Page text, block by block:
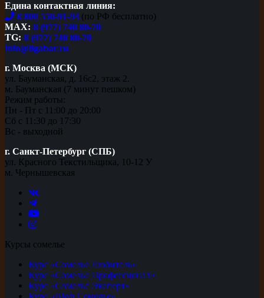
Едина контактная линия:
8 800 550-91-93 (по РФ бесплатно)
MAX: 8 (977) 740 80-70
TG: 8 (977) 740 80-70
info@ligabar.ru
г. Москва (МСК)
ул. Бауманская, д. 16с2, этаж 2.
м. Бауманская (7 минут пешком)
Режим работы:
Пн - Пт с 11:00 до 20:00
Сб с 11:30 до 17:30
Вс - выходной
г. Санкт-Петербург (СПБ)
ул. Красного Текстильщика, 10-12 У
м. Чернышевская
Курсы сомелье
Курс «Сомелье Любитель»
Курс «Сомелье Профессионал»
Курс «Сомелье Эксперт»